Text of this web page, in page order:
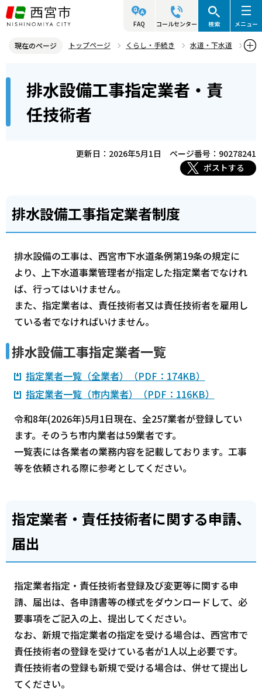
こ
の
ジ
頭
FAQ コールセンター 検索 メニュー
現在のページ トップページ くらし・手続き
水道・下水道
排水設備工事指定業者・責任技術者
排水設備工事指定業者・責
任技術者
更新日：2026年5月1日
ページ番号：90278241
ポストする
排水設備工事指定業者制度
排水設備の工事は、西宮市下水道条例第19条の規定に
より、上下水道事業管理者が指定した指定業者でなけれ
ば、行ってはいけません。
また、指定業者は、責任技術者又は責任技術者を雇用し
ている者でなければいけません。
排水設備工事指定業者一覧
指定業者一覧（全業者）（PDF：174KB）
指定業者一覧（市内業者）（PDF：116KB）
令和8年(2026年)5月1日現在、全257業者が登録してい
ます。そのうち市内業者は59業者です。
一覧表には各業者の業務内容を記載しております。工事
等を依頼される際に参考としてください。
指定業者・責任技術者に関する申請、
届出
指定業者指定・責任技術者登録及び変更等に関する申
請、届出は、各申請書等の様式をダウンロードして、必
要事項をご記入の上、提出してください。
なお、新規で指定業者の指定を受ける場合は、西宮市で
責任技術者の登録を受けている者が1人以上必要です。
責任技術者の登録も新規で受ける場合は、併せて提出し
てください。